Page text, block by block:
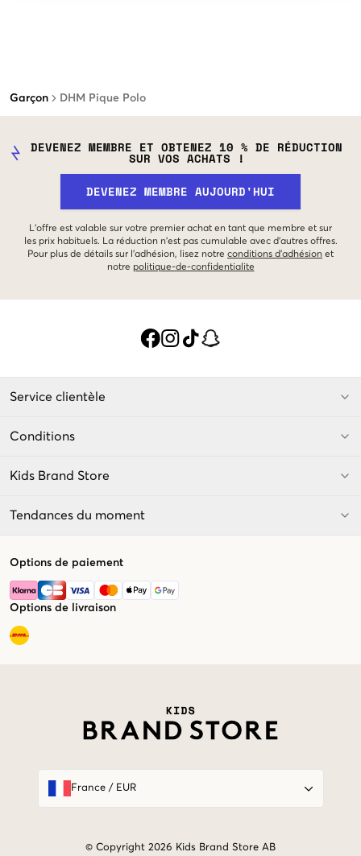
Garçon DHM Pique Polo
DEVENEZ MEMBRE ET OBTENEZ 10 % DE RÉDUCTION
SUR VOS ACHATS !
DEVENEZ MEMBRE AUJOURD'HUI
L'offre est valable sur votre premier achat en tant que membre et sur
les prix habituels. La réduction n'est pas cumulable avec d'autres offres.
Pour plus de détails sur l'adhésion, lisez notre conditions d'adhésion et
notre politique-de-confidentialite
Service clientèle
Conditions
Kids Brand Store
Tendances du moment
Options de paiement
Options de livraison
France/ EUR
© Copyright 2026 Kids Brand Store AB